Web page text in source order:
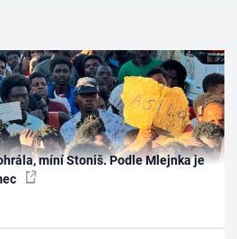
míní Stoniš. Podle Mlejnka je